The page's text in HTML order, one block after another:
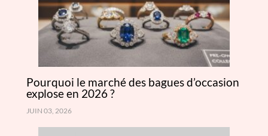
Pourquoi le marché des bagues d’occasion
explose en 2026 ?
JUIN 03, 2026